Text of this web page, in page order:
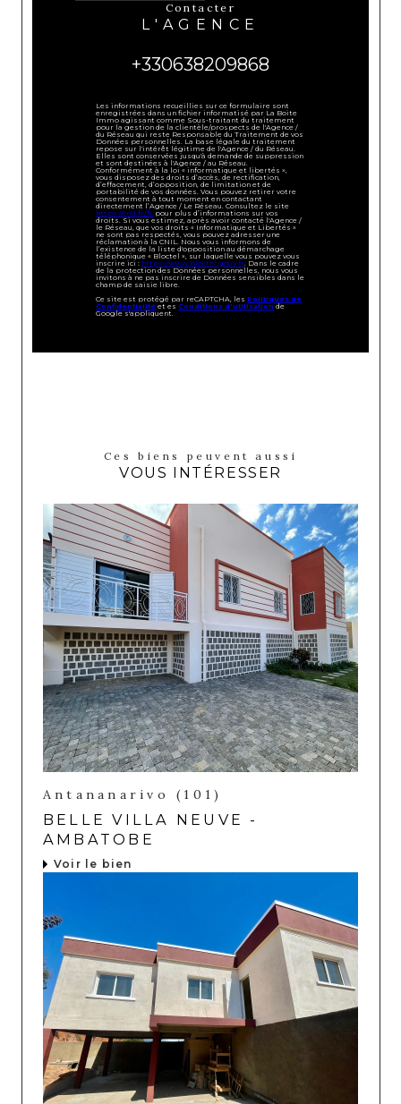
contacter
L'AGENCE
+330638209868
Les informations recueillies sur ce formulaire sont
enregistrées dans un fichier informatisé par La Boite
Immo agissant comme Sous-traitant du traitement
pour la gestion de la clientèle/prospects de l'Agence /
du Réseau qui reste Responsable du Traitement de vos
Données personnelles. La base légale du traitement
repose sur l'intérêt légitime de l'Agence / du Réseau.
Elles sont conservées jusqu'à demande de suppression
et sont destinées à l'Agence / au Réseau.
Conformément à la loi « informatique et libertés »,
vous disposez des droits d’accès, de rectification,
d’effacement, d’opposition, de limitation et de
portabilité de vos données. Vous pouvez retirer votre
consentement à tout moment en contactant
directement l’Agence / Le Réseau. Consultez le site
https://cnil.fr/fr pour plus d’informations sur vos
droits. Si vous estimez, après avoir contacté l'Agence /
le Réseau, que vos droits « Informatique et Libertés »
ne sont pas respectés, vous pouvez adresser une
réclamation à la CNIL. Nous vous informons de
l’existence de la liste d'opposition au démarchage
téléphonique « Bloctel », sur laquelle vous pouvez vous
inscrire ici : https://www.bloctel.gouv.fr. Dans le cadre
de la protection des Données personnelles, nous vous
invitons à ne pas inscrire de Données sensibles dans le
champ de saisie libre.
Ce site est protégé par reCAPTCHA, lesPolitiques de
Confidentialité et esConditions d'utilisationde
Google s'appliquent.
Ces biens peuvent aussi
VOUS INTÉRESSER
Antananarivo (101)
BELLE VILLA NEUVE -
AMBATOBE
Voir le bien